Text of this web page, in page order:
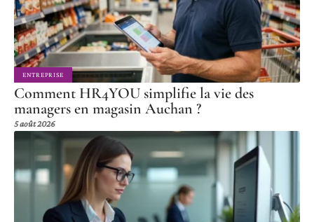
ENTREPRISE
Comment HR4YOU simplifie la vie des
managers en magasin Auchan ?
5 août 2026